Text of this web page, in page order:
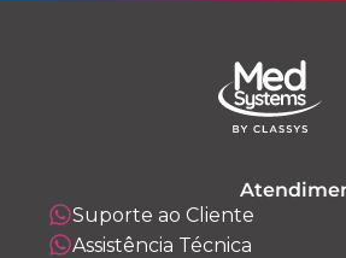
Suporte ao Cliente
Assistência Técnica